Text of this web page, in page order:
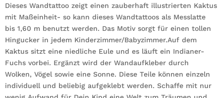
Dieses Wandtattoo zeigt einen zauberhaft illustrierten Kaktus
mit Maßeinheit- so kann dieses Wandtattoos als Messlatte
bis 1,60 m benutzt werden. Das Motiv sorgt für einen tollen
Hingucker in jedem Kinderzimmer/Babyzimmer.Auf dem
Kaktus sitzt eine niedliche Eule und es läuft ein Indianer-
Fuchs vorbei. Ergänzt wird der Wandaufkleber durch
Wolken, Vögel sowie eine Sonne. Diese Teile können einzeln
individuell und beliebig aufgeklebt werden. Schaffe mit nur